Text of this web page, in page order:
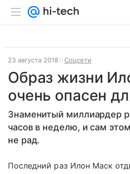
23 августа 2018 Соцсети
Образ жизни
очень опасен
Знаменитый миллиардер
часов в неделю, и сам
не рад.
Последний раз Илон Маск